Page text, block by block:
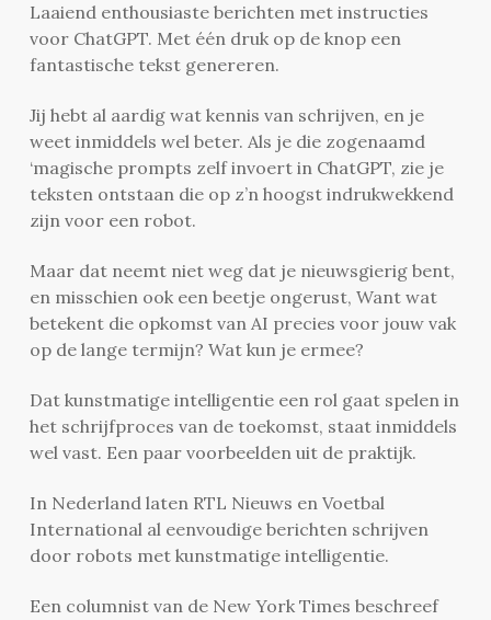
Laaiend enthousiaste berichten met instructies
voor ChatGPT. Met één druk op de knop een
fantastische tekst genereren.
Jij hebt al aardig wat kennis van schrijven, en je
weet inmiddels wel beter. Als je die zogenaamd
‘magische prompts zelf invoert in ChatGPT, zie je
teksten ontstaan die op z’n hoogst indrukwekkend
zijn voor een robot.
Maar dat neemt niet weg dat je nieuwsgierig bent,
en misschien ook een beetje ongerust, Want wat
betekent die opkomst van AI precies voor jouw vak
op de lange termijn? Wat kun je ermee?
Dat kunstmatige intelligentie een rol gaat spelen in
het schrijfproces van de toekomst, staat inmiddels
wel vast. Een paar voorbeelden uit de praktijk.
In Nederland laten RTL Nieuws en Voetbal
International al eenvoudige berichten schrijven
door robots met kunstmatige intelligentie.
Een columnist van de New York Times beschreef